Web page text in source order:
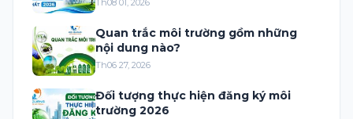
Th08 01, 2026
Quan trắc môi trường gồm những
nội dung nào?
Th06 27, 2026
Đối tượng thực hiện đăng ký môi
trường 2026